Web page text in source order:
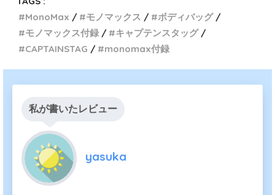
MonoMax
モノマックス
ボディバッグ
モノマックス付録
キャプテンスタッグ
CAPTAINSTAG
monomax付録
私が書いたレビュー
yasuka